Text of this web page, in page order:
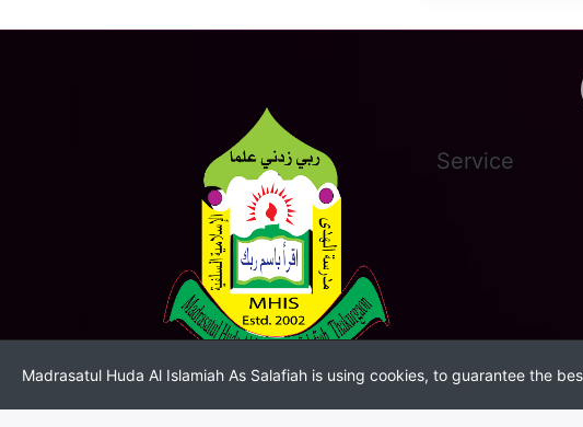
Service
Madrasatul Huda Al Islamiah As Salafiah is using cookies, to guarantee the